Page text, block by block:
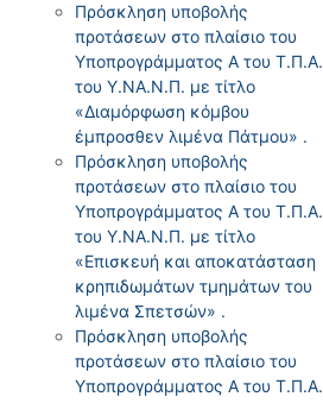
Πρόσκληση υποβολής
προτάσεων στο πλαίσιο του
Υποπρογράμματος Α του Τ.Π.Α.
του Υ.ΝΑ.Ν.Π. με τίτλο
«Διαμόρφωση κόμβου
έμπροσθεν λιμένα Πάτμου» .
Πρόσκληση υποβολής
προτάσεων στο πλαίσιο του
Υποπρογράμματος Α του Τ.Π.Α.
του Υ.ΝΑ.Ν.Π. με τίτλο
«Επισκευή και αποκατάσταση
κρηπιδωμάτων τμημάτων του
λιμένα Σπετσών» .
Πρόσκληση υποβολής
προτάσεων στο πλαίσιο του
Υποπρογράμματος Α του Τ.Π.Α.